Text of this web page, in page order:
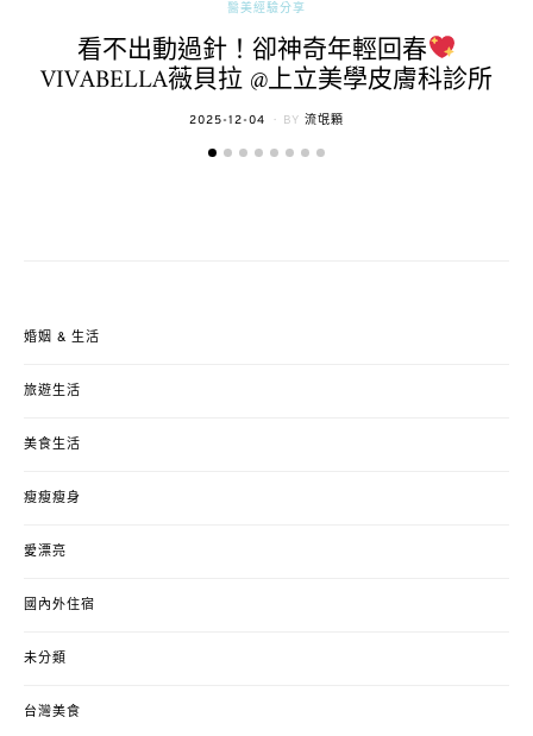
醫美經驗分享
看不出動過針！卻神奇年輕回春
VIVABELLA薇貝拉 @上立美學皮膚科診所
POSTED
2025-12-04 BY 流氓顆
婚姻 & 生活
旅遊生活
美食生活
瘦瘦瘦身
愛漂亮
國內外住宿
未分類
台灣美食